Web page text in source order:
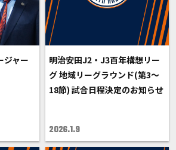
ジャー
明治安田J2・J3百年構想リー
グ 地域リーグラウンド(第3〜
18節) 試合日程決定のお知らせ
2026.1.9